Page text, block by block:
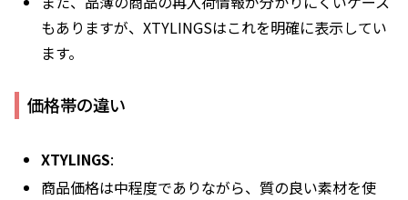
もありますが、XTYLINGSはこれを明確に表示してい
ます。
価格帯の違い
XTYLINGS:
商品価格は中程度でありながら、質の良い素材を使